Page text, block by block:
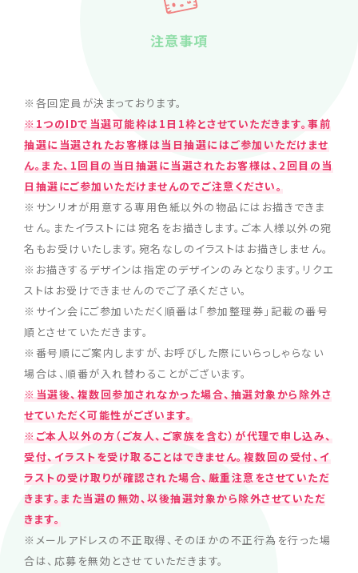
注意事項
※各回定員が決まっております。
※1つのIDで当選可能枠は1日1枠とさせていただきます。事前
抽選に当選されたお客様は当日抽選にはご参加いただけませ
ん。また、1回目の当日抽選に当選されたお客様は、2回目の当
日抽選にご参加いただけませんのでご注意ください。
※サンリオが用意する専用色紙以外の物品にはお描きできま
せん。またイラストには宛名をお描きします。ご本人様以外の宛
名もお受けいたします。宛名なしのイラストはお描きしません。
※お描きするデザインは指定のデザインのみとなります。リクエ
ストはお受けできませんのでご了承ください。
※サイン会にご参加いただく順番は「参加整理券」記載の番号
順とさせていただきます。
※番号順にご案内しますが、お呼びした際にいらっしゃらない
場合は、順番が入れ替わることがございます。
※当選後、複数回参加されなかった場合、抽選対象から除外さ
せていただく可能性がございます。
※ご本人以外の方（ご友人、ご家族を含む）が代理で申し込み、
受付、イラストを受け取ることはできません。複数回の受付、イ
ラストの受け取りが確認された場合、厳重注意をさせていただ
きます。また当選の無効、以後抽選対象から除外させていただ
きます。
※メールアドレスの不正取得、そのほかの不正行為を行った場
合は、応募を無効とさせていただきます。